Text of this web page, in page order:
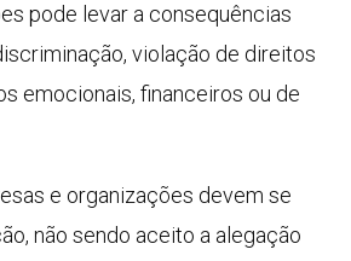
pode levar a consequências
violação de direitos
emocionais, financeiros ou de
e organizações devem se
não sendo aceito a alegação